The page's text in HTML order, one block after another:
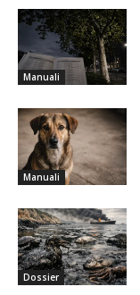
Manuali
Manuali
Dossier